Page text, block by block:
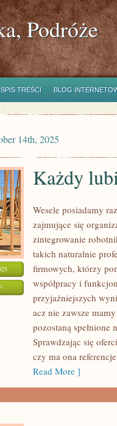
Podróże
SPIS TREŚCI BLOG
14th, 2025
ON
UROCZYSTOŚCI
Każdy
Wesele posiadamy
zajmujące się
zintegrowanie
takich naturalnie
firmowych, którzy
współpracy i
przyjaźniejszych
acz nie zawsze
pozostaną
Sprawdzając się
czy ma ona
Read More ]